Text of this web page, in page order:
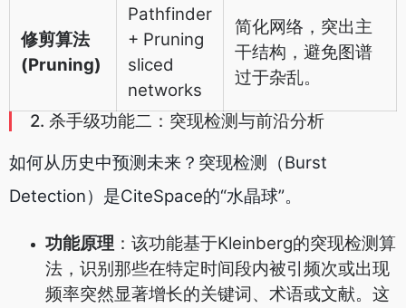
修剪算法
(Pruning)
Pathfinder
+ Pruning
sliced
networks
简化网络，突出主
干结构，避免图谱
过于杂乱。
2. 杀手级功能二：突现检测与前沿分析
如何从历史中预测未来？突现检测（Burst
Detection）是CiteSpace的“水晶球”。
功能原理 ：该功能基于Kleinberg的突现检测算
法，识别那些在特定时间段内被引频次或出现
频率突然显著增长的关键词、术语或文献。这